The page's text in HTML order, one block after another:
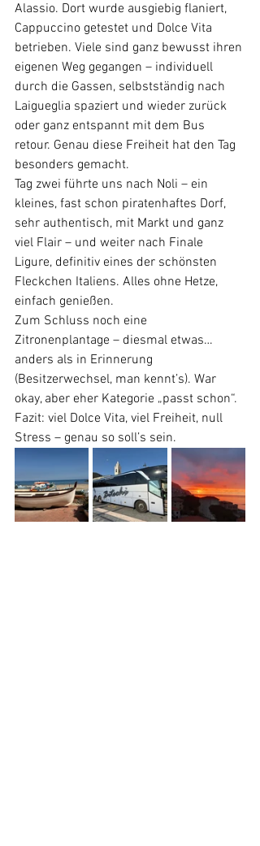
Alassio. Dort wurde ausgiebig flaniert,
Cappuccino getestet und Dolce Vita
betrieben. Viele sind ganz bewusst ihren
eigenen Weg gegangen – individuell
durch die Gassen, selbstständig nach
Laigueglia spaziert und wieder zurück
oder ganz entspannt mit dem Bus
retour. Genau diese Freiheit hat den Tag
besonders gemacht.
Tag zwei führte uns nach Noli – ein
kleines, fast schon piratenhaftes Dorf,
sehr authentisch, mit Markt und ganz
viel Flair – und weiter nach Finale
Ligure, definitiv eines der schönsten
Fleckchen Italiens. Alles ohne Hetze,
einfach genießen.
Zum Schluss noch eine
Zitronenplantage – diesmal etwas…
anders als in Erinnerung
(Besitzerwechsel, man kennt’s). War
okay, aber eher Kategorie „passt schon“.
Fazit: viel Dolce Vita, viel Freiheit, null
Stress – genau so soll’s sein.